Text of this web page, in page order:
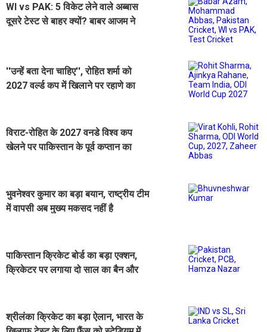
WI vs PAK: 5 विकेट लेने वाले अब्बास
दूसरे टेस्ट से बाहर क्यों? बाबर आजम ने
''उन्हें बता देना चाहिए'', रोहित शर्मा को
2027 वर्ल्ड कप में खिलाने पर रहाणे का
विराट-रोहित के 2027 वनडे विश्व कप
खेलने पर पाकिस्तान के पूर्व कप्तान का
भुवनेश्वर कुमार का बड़ा बयान, राष्ट्रीय टीम
में वापसी अब मुख्य मकसद नहीं है
पाकिस्तान क्रिकेट बोर्ड का बड़ा एक्शन,
क्रिकेटर पर लगाया दो साल का बैन और
श्रीलंका क्रिकेट का बड़ा ऐलान, भारत के